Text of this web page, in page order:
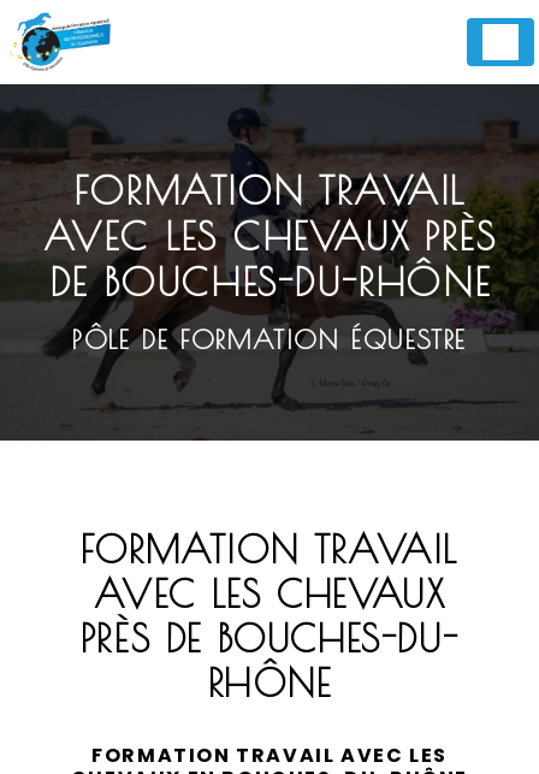
FORMATION TRAVAIL
AVEC LES CHEVAUX PRÈS
DE BOUCHES-DU-RHÔNE
PÔLE DE FORMATION ÉQUESTRE
FORMATION TRAVAIL
AVEC LES CHEVAUX
PRÈS DE BOUCHES-DU-
RHÔNE
FORMATION TRAVAIL AVEC LES
Panneau de gestion des cookies